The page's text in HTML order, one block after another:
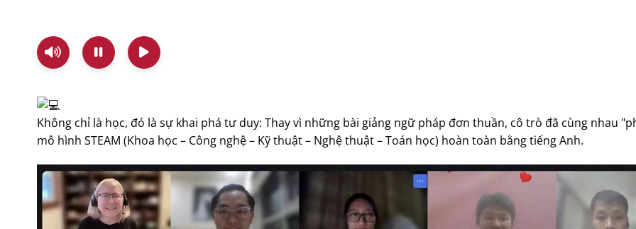
Không chỉ là học, đó là sự khai phá tư duy: Thay vì những bài giảng ngữ pháp đơn thuần, cô trò đã cùng nhau
mô hình STEAM (Khoa học – Công nghệ – Kỹ thuật – Nghệ thuật – Toán học) hoàn toàn bằng tiếng Anh.